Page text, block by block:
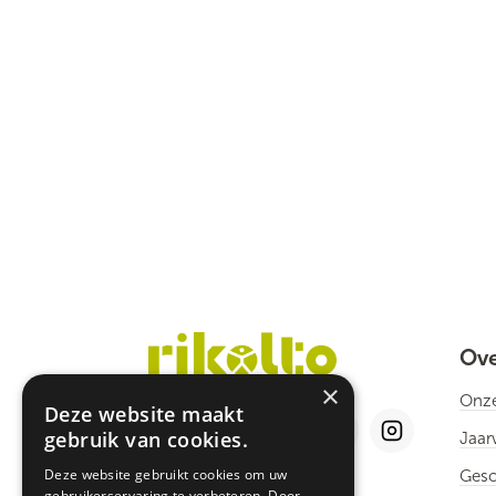
×
Deze website maakt
gebruik van cookies.
Deze website gebruikt cookies om uw